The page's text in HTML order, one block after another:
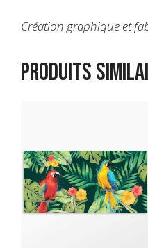
Création graphique et
Produits